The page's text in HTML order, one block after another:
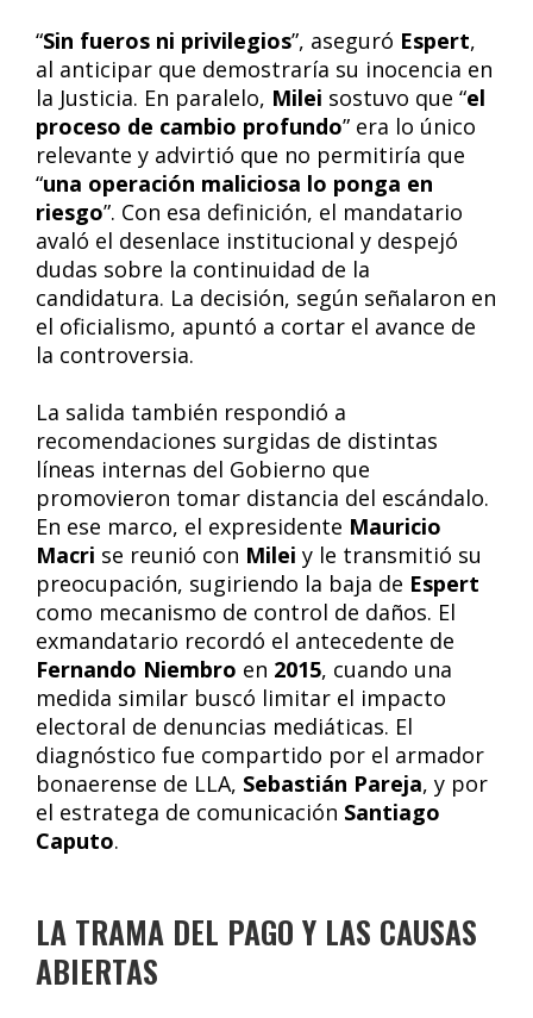
“Sin fueros ni privilegios”, aseguró Espert,
al anticipar que demostraría su inocencia en
la Justicia. En paralelo, Milei sostuvo que “el
proceso de cambio profundo” era lo único
relevante y advirtió que no permitiría que
“una operación maliciosa lo ponga en
riesgo”. Con esa definición, el mandatario
avaló el desenlace institucional y despejó
dudas sobre la continuidad de la
candidatura. La decisión, según señalaron en
el oficialismo, apuntó a cortar el avance de
la controversia.
La salida también respondió a
recomendaciones surgidas de distintas
líneas internas del Gobierno que
promovieron tomar distancia del escándalo.
En ese marco, el expresidente Mauricio
Macri se reunió con Milei y le transmitió su
preocupación, sugiriendo la baja de Espert
como mecanismo de control de daños. El
exmandatario recordó el antecedente de
Fernando Niembro en 2015, cuando una
medida similar buscó limitar el impacto
electoral de denuncias mediáticas. El
diagnóstico fue compartido por el armador
bonaerense de LLA, Sebastián Pareja, y por
el estratega de comunicación Santiago
Caputo.
LA TRAMA DEL PAGO Y LAS CAUSAS
ABIERTAS